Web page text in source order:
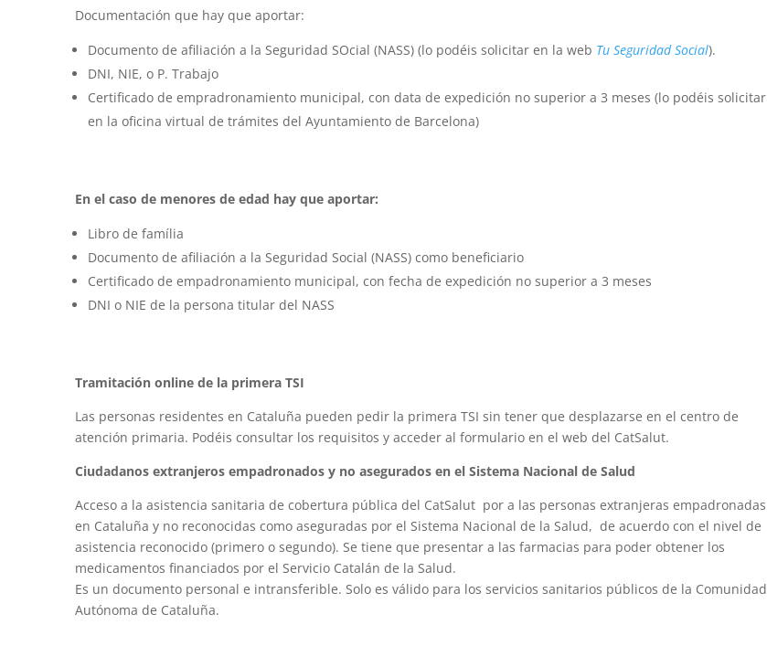
Documentación que hay que aportar:
Documento de afiliación a la Seguridad SOcial (NASS) (lo podéis solicitar en la web Tu Seguridad Social).
DNI, NIE, o P. Trabajo
Certificado de empradronamiento municipal, con data de expedición no superior a 3 meses (lo podéis solicitar
en la oficina virtual de trámites del Ayuntamiento de Barcelona)
En el caso de menores de edad hay que aportar:
Libro de família
Documento de afiliación a la Seguridad Social (NASS) como beneficiario
Certificado de empadronamiento municipal, con fecha de expedición no superior a 3 meses
DNI o NIE de la persona titular del NASS
Tramitación online de la primera TSI
Las personas residentes en Cataluña pueden pedir la primera TSI sin tener que desplazarse en el centro de
atención primaria. Podéis consultar los requisitos y acceder al formulario en el web del CatSalut.
Ciudadanos extranjeros empadronados y no asegurados en el Sistema Nacional de Salud
Acceso a la asistencia sanitaria de cobertura pública del CatSalut por a las personas extranjeras empadronadas
en Cataluña y no reconocidas como aseguradas por el Sistema Nacional de la Salud, de acuerdo con el nivel de
asistencia reconocido (primero o segundo). Se tiene que presentar a las farmacias para poder obtener los
medicamentos financiados por el Servicio Catalán de la Salud.
Es un documento personal e intransferible. Solo es válido para los servicios sanitarios públicos de la Comunidad
Autónoma de Cataluña.